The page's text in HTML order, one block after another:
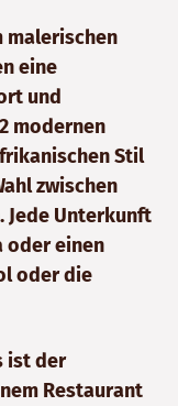
malerischen
eine
und
modernen
Stil
zwischen
Jede Unterkunft
oder einen
oder die
ist der
Restaurant